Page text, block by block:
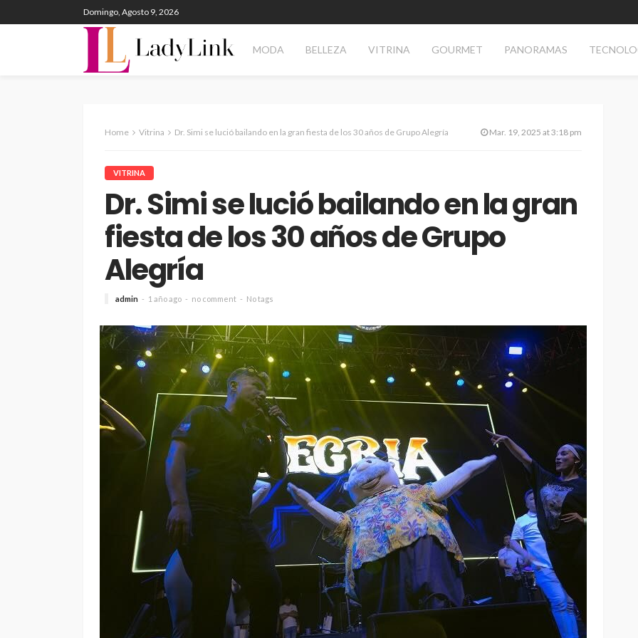
Domingo, Agosto 9, 2026
MODA BELLEZA VITRINA GOURMET PANORAMAS
Home Vitrina Dr. Simi se lució bailando en la gran fiesta de los 30 años de Grupo Alegría Mar. 19, 2025 at 3:18 pm
VITRINA
Dr. Simi se lució bailando en la gran
fiesta de los 30 años de Grupo
Alegría
admin 1 año ago no comment No tags
VITRINA
McKay entregó el primer auto
híbrido de su gran concurso
Andrea Essus 2 días ago
Huawei se suma a los Días
Dobles de Mercado Libre con
buenísimos descuentos en
tecnología
Andrea Essus 16 horas ago